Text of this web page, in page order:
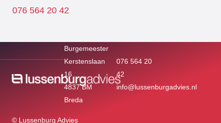
076 564 20 42
Burgemeester
Kerstenslaan
16
4837 BM
Breda
076 564 20
42
info@lussenburgadvies.nl
© Lussenburg Advies